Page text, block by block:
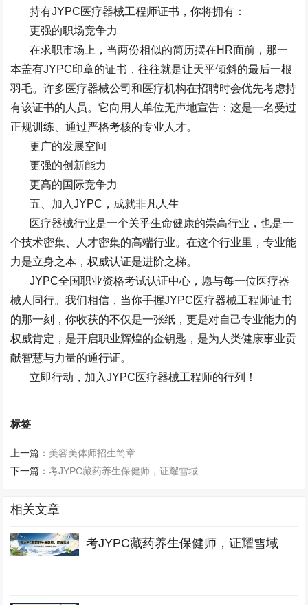
持有JYPC医疗器械工程师证书，你将拥有：
更强的职场竞争力
在求职市场上，当两份相似的简历摆在HR面前，那一
本盖有JYPC印章的证书，往往就是让天平倾斜的最后一根
羽毛。许多医疗器械公司和医疗机构在招聘时会优先考虑持
有该证书的人员。它向用人单位无声地宣告：这是一名受过
正规训练、通过严格考核的专业人才。
更广的发展空间
更强的创新能力
更高的国际竞争力
五、加入JYPC ，成就非凡人生
医疗器械行业是一个关乎生命健康的崇高行业，也是一
个技术密集、人才密集的高端行业。在这个行业里，专业能
力是立身之本，权威认证是进阶之梯。
JYPC全国职业资格考试认证中心，愿与每一位医疗器
械人同行。我们相信，当你手握JYPC医疗器械工程师证书
的那一刻，你收获的不仅是一张纸，更是对自己专业能力的
权威肯定，是开启职业辉煌的金钥匙，是为人类健康事业贡
献智慧与力量的通行证。
立即行动，加入JYPC医疗器械工程师的行列！
标签
上一篇： 美容美体师招生简章
下一篇：考JYPC藏药养生保健师，证耀雪域
相关文章
考JYPC藏药养生保健师，证耀雪域